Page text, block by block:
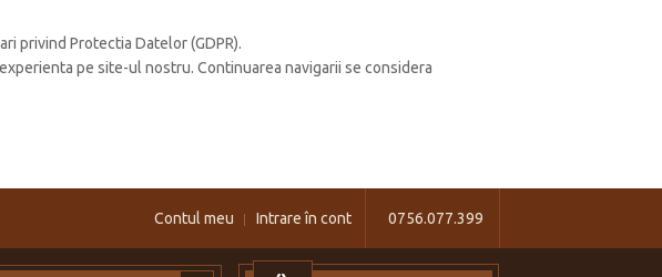
privind Protectia Datelor (GDPR).
pe site-ul nostru. Continuarea navigarii se considera
0756.077.399
Contul meu Intrare în cont